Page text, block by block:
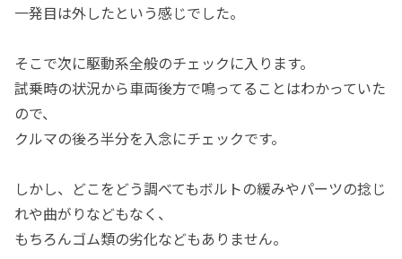
一発目は外したという感じでした。
そこで次に駆動系全般のチェックに入ります。
試乗時の状況から車両後方で鳴ってることはわかっていた
ので、
クルマの後ろ半分を入念にチェックです。
しかし、どこをどう調べてもボルトの緩みやパーツの捻じ
れや曲がりなどもなく、
もちろんゴム類の劣化などもありません。